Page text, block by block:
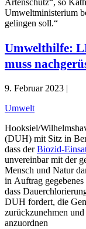
Umweltministerium
gelingen soll.“
Umwelthilfe:
muss
9. Februar 2023 |
Umwelt
Hooksiel/
(DUH) mit Sitz in
dass derBiozid-
unvereinbar mit der
Mensch und Natur
in Auftrag
dass
DUH fordert, die
zurückzunehmen
anzuordnen